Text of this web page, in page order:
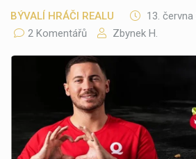
BÝVALÍ HRÁČI REALU
13. června
2 Komentářů
Zbynek H.